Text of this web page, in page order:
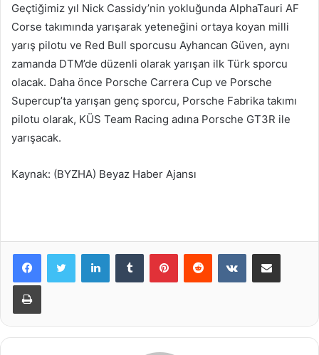
Geçtiğimiz yıl Nick Cassidy’nin yokluğunda AlphaTauri AF
Corse takımında yarışarak yeteneğini ortaya koyan milli
yarış pilotu ve Red Bull sporcusu Ayhancan Güven, aynı
zamanda DTM’de düzenli olarak yarışan ilk Türk sporcu
olacak. Daha önce Porsche Carrera Cup ve Porsche
Supercup’ta yarışan genç sporcu, Porsche Fabrika takımı
pilotu olarak, KÜS Team Racing adına Porsche GT3R ile
yarışacak.
Kaynak: (BYZHA) Beyaz Haber Ajansı
LinkedInTumblr PinterestReddit VKontakteE-Posta ile paylaş
Yazdır